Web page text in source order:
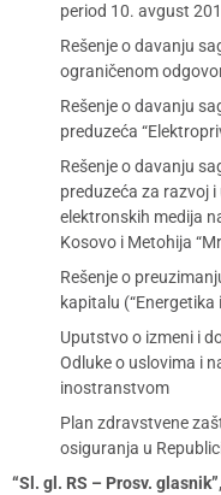
period 10. avgust
Rešenje o davanju
ograničenom
Rešenje o davanju
preduzeća
Rešenje o davanju
preduzeća za razvoj
elektronskih medija
Kosovo i Metohija
Rešenje o
kapitalu
Uputstvo o izmeni i
Odluke o uslovima i
inostranstvom
Plan zdravstvene
osiguranja u
“Sl. gl. RS – Prosv.